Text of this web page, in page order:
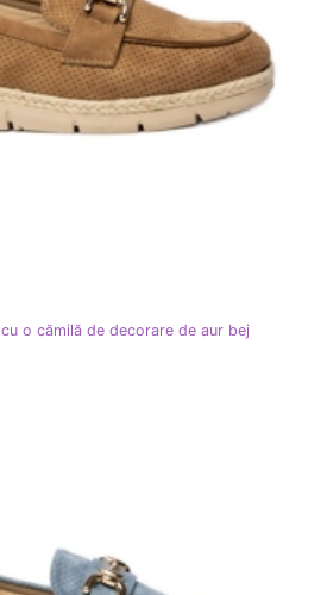
o cămilă de decorare de aur bej